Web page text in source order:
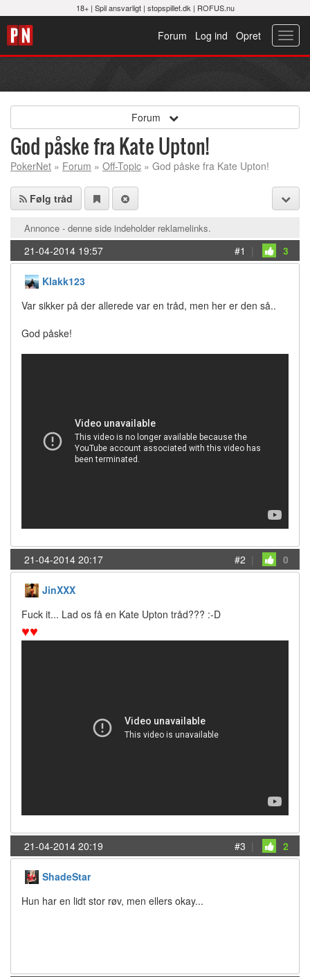
18+ | Spil ansvarligt| stopspillet.dk | ROFUS.nu
Opret
Log ind
Forum
Forum
God påske fra Kate Upton!
PokerNet » Forum » Off-Topic » God påske fra Kate Upton!
Følg tråd
Annonce - denne side indeholder reklamelinks.
21-04-2014 19:57 #1 | 3
Klakk123
Var sikker på der allerede var en tråd, men her er den så..
God påske!
21-04-2014 20:17 #2 | 0
JinXXX
Fuck it... Lad os få en Kate Upton tråd??? :-D
♥♥
21-04-2014 20:19 #3 | 2
ShadeStar
Hun har en lidt stor røv, men ellers okay...